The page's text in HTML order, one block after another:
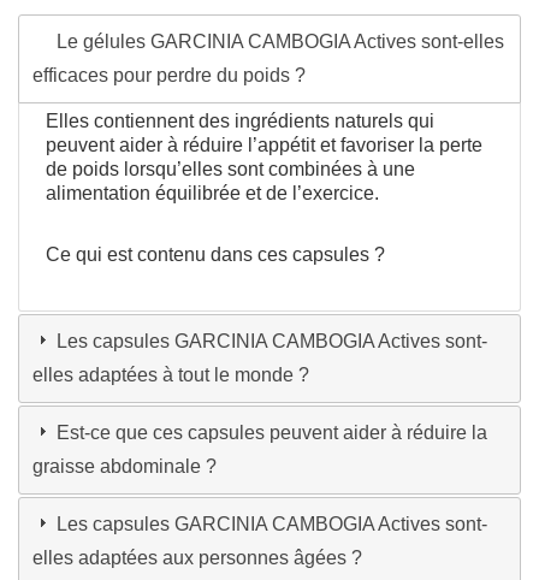
Le gélules GARCINIA CAMBOGIA Actives sont-elles
efficaces pour perdre du poids ?
Elles contiennent des ingrédients naturels qui
peuvent aider à réduire l’appétit et favoriser la perte
de poids lorsqu’elles sont combinées à une
alimentation équilibrée et de l’exercice.
Ce qui est contenu dans ces capsules ?
Les capsules GARCINIA CAMBOGIA Actives sont-
elles adaptées à tout le monde ?
Est-ce que ces capsules peuvent aider à réduire la
graisse abdominale ?
Les capsules GARCINIA CAMBOGIA Actives sont-
elles adaptées aux personnes âgées ?